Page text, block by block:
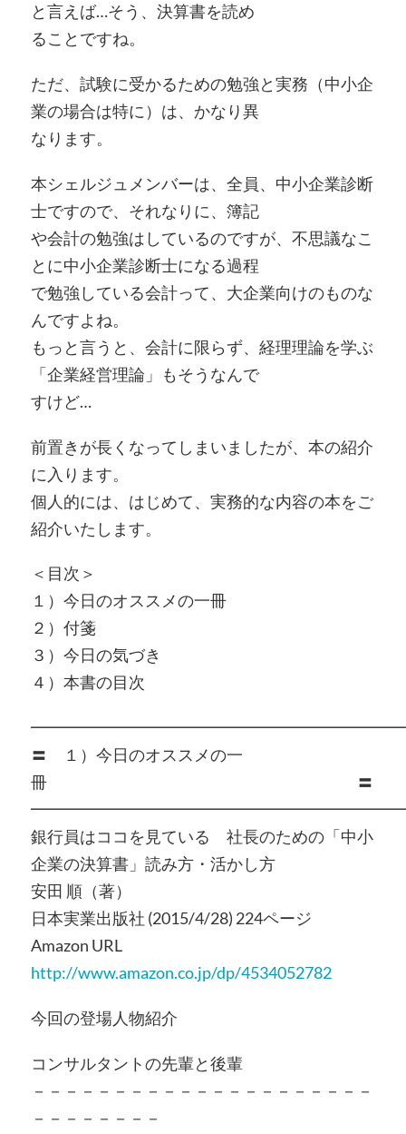
と言えば…そう、決算書を読め
ることですね。
ただ、試験に受かるための勉強と実務（中小企
業の場合は特に）は、かなり異
なります。
本シェルジュメンバーは、全員、中小企業診断
士ですので、それなりに、簿記
や会計の勉強はしているのですが、不思議なこ
とに中小企業診断士になる過程
で勉強している会計って、大企業向けのものな
んですよね。
もっと言うと、会計に限らず、経理理論を学ぶ
「企業経営理論」もそうなんで
すけど…
前置きが長くなってしまいましたが、本の紹介
に入ります。
個人的には、はじめて、実務的な内容の本をご
紹介いたします。
＜目次＞
１）今日のオススメの一冊
２）付箋
３）今日の気づき
４）本書の目次
〓 １）今日のオススメの一
冊 〓
銀行員はココを見ている 社長のための「中小
企業の決算書」読み方・活かし方
安田 順（著）
日本実業出版社 (2015/4/28) 224ページ
Amazon URL
http://www.amazon.co.jp/dp/4534052782
今回の登場人物紹介
コンサルタントの先輩と後輩
－－－－－－－－－－－－－－－－－－－－－
－－－－－－－－